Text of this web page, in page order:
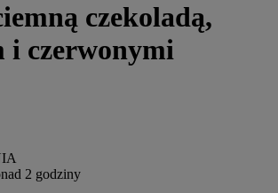
czekoladą,
i czerwonymi
2 godziny